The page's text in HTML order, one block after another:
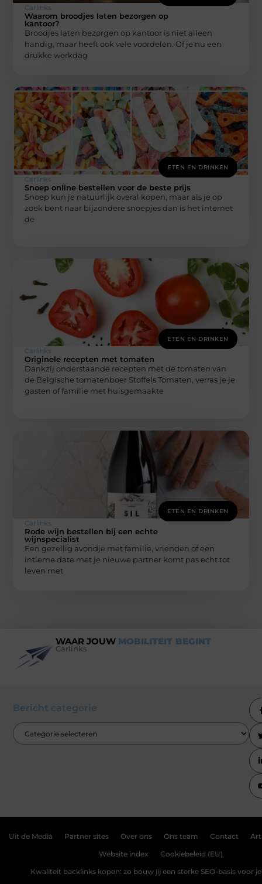
Carlinks
Waarom broodjes laten bezorgen op
kantoor?
Broodjes laten bezorgen op kantoor is niet alleen
handig, maar heeft ook vele voordelen. Of je nu een
drukke werkdag
ETEN EN DRINKEN
Carlinks
Snoep online bestellen voor de beste prijs
Snoep kun je natuurlijk overal kopen, maar als je op
zoek bent naar bijzondere snoepjes dan is het internet
de
ETEN EN DRINKEN
Carlinks
Originele recepten met tomaten
Dankzij onderstaande recepten met de tomaten van
de Belgische tomatenboer Stoffels Tomaten, verras je je
gasten of familie met huisgemaakte
ETEN EN DRINKEN
Carlinks
Rode wijn bestellen bij een echte
wijnspecialist
Een gezellig avondje met familie, vrienden of een
intieme date met je nieuwe partner komt pas echt tot
leven met
WAAR JOUW MOBILITEIT BEGINT
Carlinks
Bericht categorie
Uit de Media Partner sites Over ons Ons team Contact
Website index Cookiebeleid (EU)
Kwaliteit backlinks kopen: zo bouw jij een sterke SEO-basis voor